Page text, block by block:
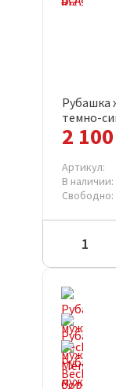
Рубашка
темно-
2
Артикул:
В наличии:
Свободно: